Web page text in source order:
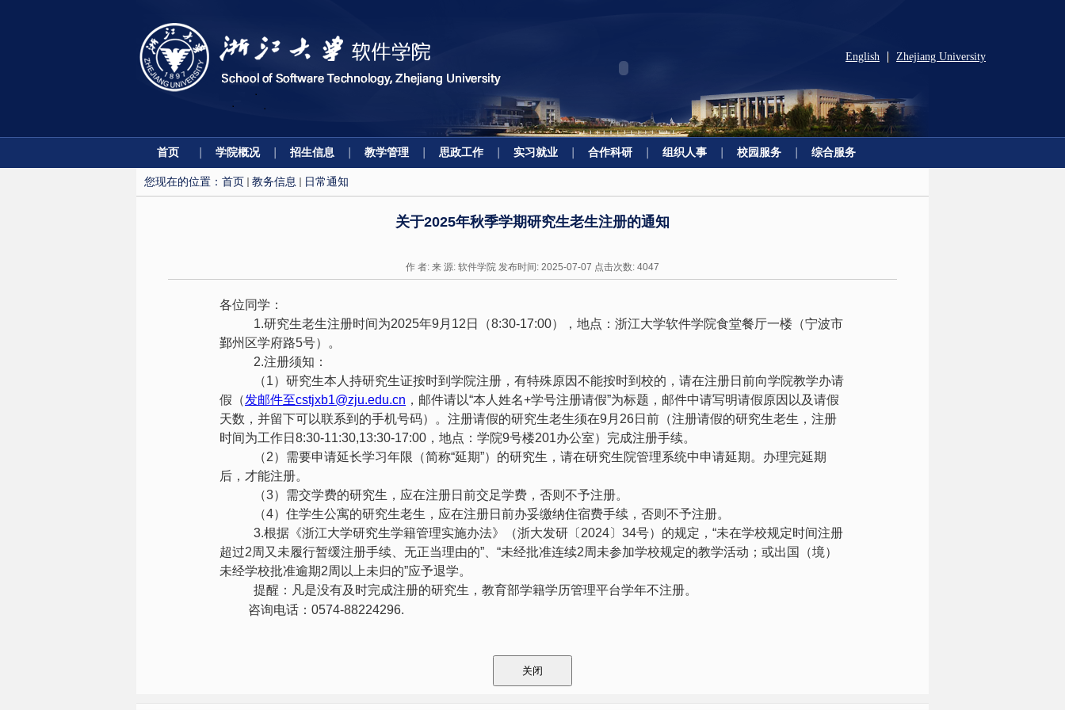
Zhejiang University
English
首页 学院概况 招生信息 教学管理 思政工作 实习就业 合作科研 组织人事 校园服务 综合服务
您现在的位置： 首页 教务信息 日常通知
关于2025年秋季学期研究生老生注册的通知
作 者: 来 源: 软件学院 发布时间: 2025-07-07 点击次数: 4047
各位同学：
1.研究生老生注册时间为2025年9月 12 日（8:30-17:00），地点：浙江大学软件学院食堂餐厅一楼（宁波市
鄞州区学府路5号）。
2.注册须知：
（1）研究生本人持研究生证按时到学院注册，有特殊原因不能按时到校的，请在注册日前向学院教学办请
假（发邮件至cstjxb1@zju.edu.cn ，邮件请以“本人姓名+学号注册请假”为标题，邮件中请写明请假原因以及请假
天数，并留下可以联系到的手机号码）。注册请假的研究生老生须在9月 26日前（注册请假的研究生老生，注册
时间为工作日 8:30-11:30,13:30-17:00 ，地点：学院9号楼201办公室）完成注册手续。
（2）需要申请延长学习年限（简称“延期”）的研究生，请在研究生院管理系统中申请延期。办理完延期
后，才能注册。
（3）需交学费的研究生，应在注册日前交足学费，否则不予注册。
（4）住学生公寓的研究生老生，应在注册日前办妥缴纳住宿费手续，否则不予注册。
3.根据《浙江大学研究生学籍管理实施办法》（浙大发研〔 2024〕 34号）的规定，“未在学校规定时间注册
超过2周又未履行暂缓注册手续、无正当理由的”、“未经批准连续2周未参加学校规定的教学活动；或出国（境）
未经学校批准逾期2周以上未归的”应予退学。
提醒：凡是没有及时完成注册的研究生，教育部学籍学历管理平台学年不注册。
咨询电话： 0574-88224296.